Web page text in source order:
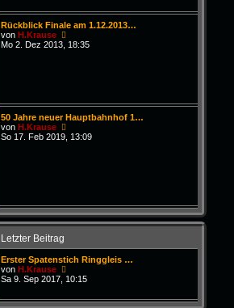
r
e
t
Rückblick Finale am 1.12.2013…
vonH.Krause
e
r
e
t
Mo 2. Dez 2013, 18:35
50 Jahre neuer Hauptbahnhof 1…
vonH.Krause
e
B
e
i
a
g
So 17. Feb 2019, 13:09
Letzter Beitrag
Erster Spatenstich Ringgleis …
vonH.Krause
e
e
Sa 9. Sep 2017, 10:15